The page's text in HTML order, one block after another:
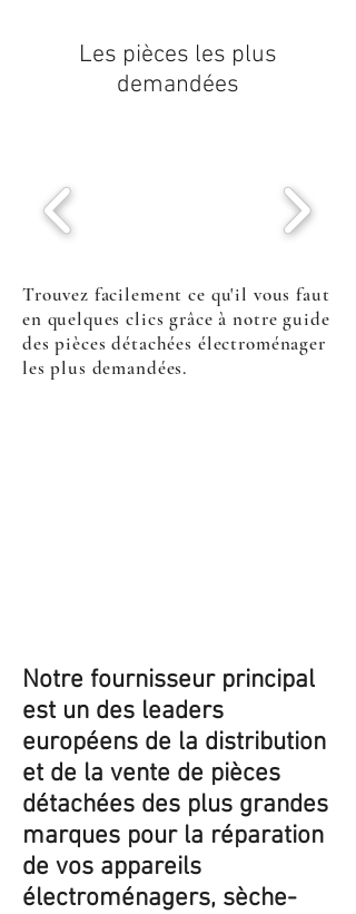
Les pièces les plus
demandées
Trouvez facilement ce qu'il vous faut
en quelques clics grâce à notre guide
des pièces détachées électroménager
les plus demandées.
Notre fournisseur principal
est un des leaders
européens de la distribution
et de la vente de pièces
détachées des plus grandes
marques pour la réparation
de vos appareils
électroménagers, sèche-